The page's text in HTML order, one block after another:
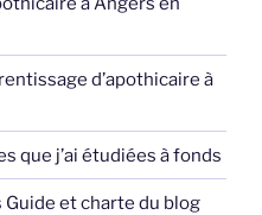
d’apothicaire à
que j’ai étudiées à fonds
Guide et charte du blog